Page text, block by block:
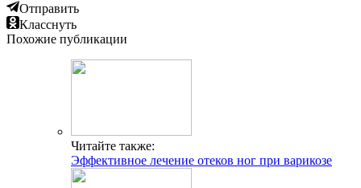
Отправить
Класснуть
Похожие публикации
Читайте также:
Эффективное лечение отеков ног при варикозе